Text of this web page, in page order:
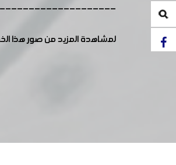
لمشاهدة المزيد من صور هذا